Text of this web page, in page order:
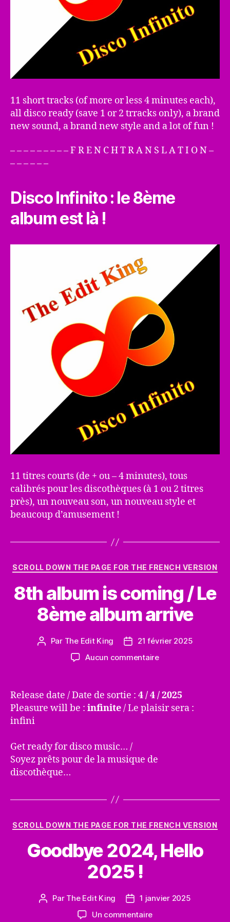
11 short tracks (of more or less 4 minutes each),
all disco ready (save 1 or 2 trracks only), a brand
new sound, a brand new style and a lot of fun !
– – – – – – – – – F R E N C H T R A N S L A T I O N –
– – – – – –
Disco Infinito : le 8ème
album est là !
11 titres courts (de + ou – 4 minutes), tous
calibrés pour les discothèques (à 1 ou 2 titres
près), un nouveau son, un nouveau style et
beaucoup d’amusement !
Catégories
SCROLL DOWN THE PAGE FOR THE FRENCH VERSION
8th album is coming / Le
8ème album arrive
Auteur
Par The Edit King
Date21 février 2025
Aucun commentairesur
is
coming
/
Release date / Date de sortie : 4 / 4 / 2025
Pleasure will be : infinite/ Le plaisir sera :
infini
Get ready for disco music… /
Soyez prêts pour de la musique de
discothèque…
Catégories
SCROLL DOWN THE PAGE FOR THE FRENCH VERSION
Goodbye 2024, Hello
2025 !
Auteur
Par The Edit King
Date
de
1 janvier 2025
Un commentairesur